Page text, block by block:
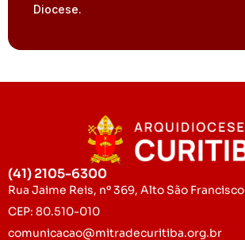
Diocese.
(41) 2105-6300
Rua Jaime Reis, nº 369, Alto São Francisco
CEP: 80.510-010
comunicacao@mitradecuritiba.org.br